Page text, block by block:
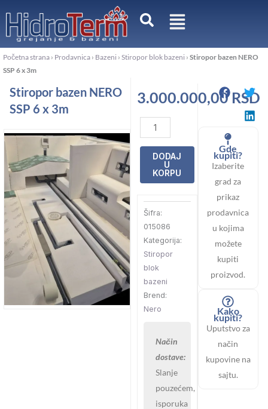
sadržaj
Početna strana › Prodavnica › Bazeni › Stiropor blok bazeni › Stiropor bazen NERO
SSP 6 x 3m
Stiropor bazen NERO
SSP 6 x 3m
3.000.000,00RSD
Stiropor
bazen
NERO
SSP
6
3m
količina
DODAJ
U
KORPU
Šifra:
015086
Kategorija:
Stiropor
blok
bazeni
Brend:
Nero
Način
dostave:
Slanje
pouzećem,
isporuka
Gde
kupiti?
Izaberite
grad za
prikaz
prodavnica
u kojima
možete
kupiti
proizvod.
Kako
kupiti?
Uputstvo za
način
kupovine na
sajtu.